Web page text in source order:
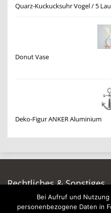
Quarz-Kuckucksuhr Vogel / 5
Donut Vase
Deko-Figur ANKER Aluminium
Rechtliches & Sonstiges
Auf dieser Seite werben
Bei Aufruf und
personenbezogene Daten in